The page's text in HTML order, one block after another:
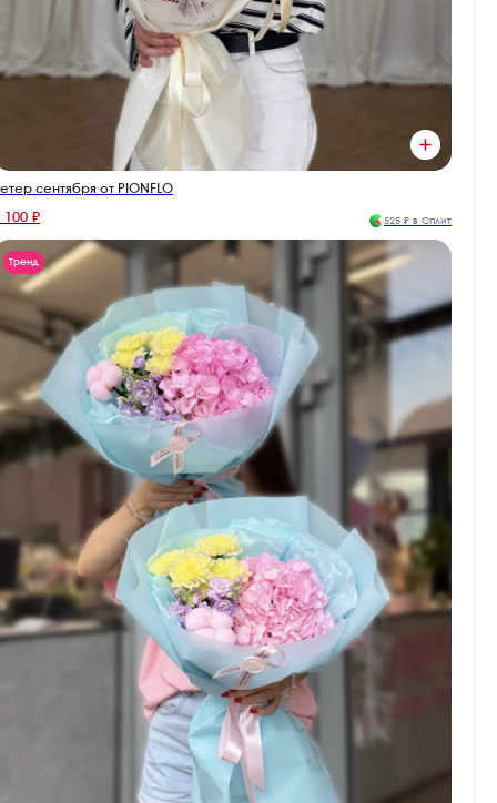
сентября от PIONFLO
100 ₽ 525 ₽ в Сплит
Тренд